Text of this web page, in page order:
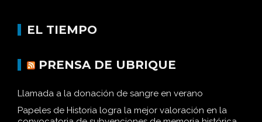
EL TIEMPO
PRENSA DE UBRIQUE
Llamada a la donación de sangre en verano
Papeles de Historia logra la mejor valoración en la